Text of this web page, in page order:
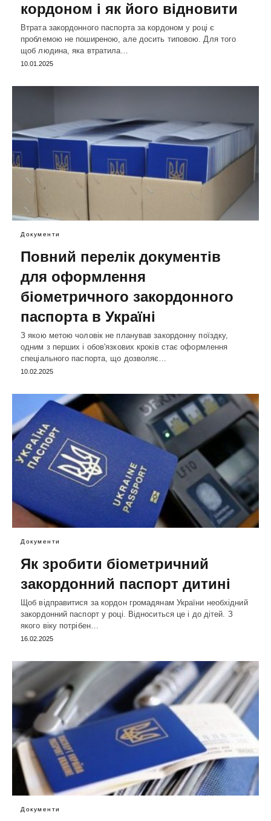
кордоном і як його відновити
Втрата закордонного паспорта за кордоном у році є
проблемою не поширеною, але досить типовою. Для того
щоб людина, яка втратила…
10.01.2025
Документи
Повний перелік документів
для оформлення
біометричного закордонного
паспорта в Україні
З якою метою чоловік не планував закордонну поїздку,
одним з перших і обов'язкових кроків стає оформлення
спеціального паспорта, що дозволяє…
10.02.2025
Документи
Як зробити біометричний
закордонний паспорт дитині
Щоб відправитися за кордон громадянам України необхідний
закордонний паспорт у році. Відноситься це і до дітей. З
якого віку потрібен…
16.02.2025
Документи